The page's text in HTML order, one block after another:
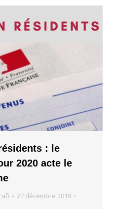
: le
2020 acte le
27 décembre 2019